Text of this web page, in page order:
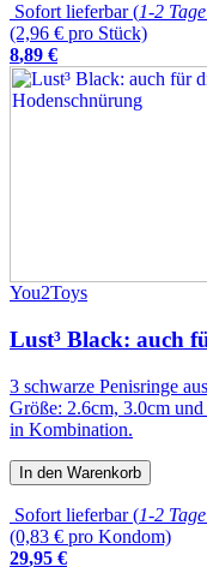
Sofort lieferbar (1-2
(2,96 € pro Stück)
8,89 €
You2Toys
Lust³ Black: auch
3 schwarze Penisringe
Größe: 2.6cm, 3.0cm
in Kombination.
In den Warenkorb
Sofort lieferbar (1-2
(0,83 € pro Kondom)
29,95 €